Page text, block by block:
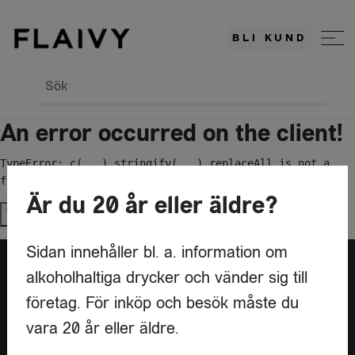
BLI KUND
Sök
An error occurred on the client!
TypeError: c(...).stringify(...).replaceAll is not a
function
Try again
Är du leverantör?
Är du 20 år eller äldre?
Sidan innehåller bl. a. information om
alkoholhaltiga drycker och vänder sig till
företag. För inköp och besök måste du
vara 20 år eller äldre.